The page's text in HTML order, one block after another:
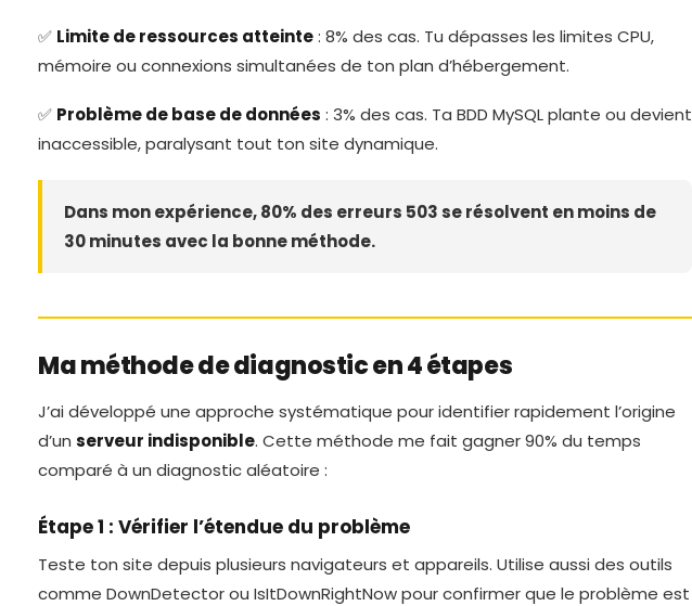
✅ Limite de ressources atteinte: 8% des cas. Tu dépasses les limites CPU,
mémoire ou connexions simultanées de ton plan d’hébergement.
✅ Problème de base de données : 3% des cas. Ta BDD MySQL plante ou devient
inaccessible, paralysant tout ton site dynamique.
Dans mon expérience, 80% des erreurs 503 se résolvent en moins de
30 minutes avec la bonne méthode.
Ma méthode de diagnostic en 4 étapes
J’ai développé une approche systématique pour identifier rapidement l’origine
d’un serveur indisponible. Cette méthode me fait gagner 90% du temps
comparé à un diagnostic aléatoire :
Étape 1 : Vérifier l’étendue du problème
Teste ton site depuis plusieurs navigateurs et appareils. Utilise aussi des outils
comme DownDetector ou IsItDownRightNow pour confirmer que le problème est